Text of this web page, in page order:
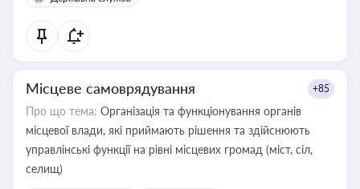
Місцеве самоврядування +85
Про що тема: Організація та функціонування органів
місцевої влади, які приймають рішення та здійснюють
управлінські функції на рівні місцевих громад (міст, сіл,
селищ)